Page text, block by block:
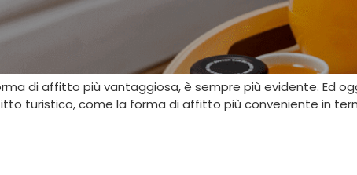
di affitto più vantaggiosa, è sempre più evidente. Ed
turistico, come la forma di affitto più conveniente in